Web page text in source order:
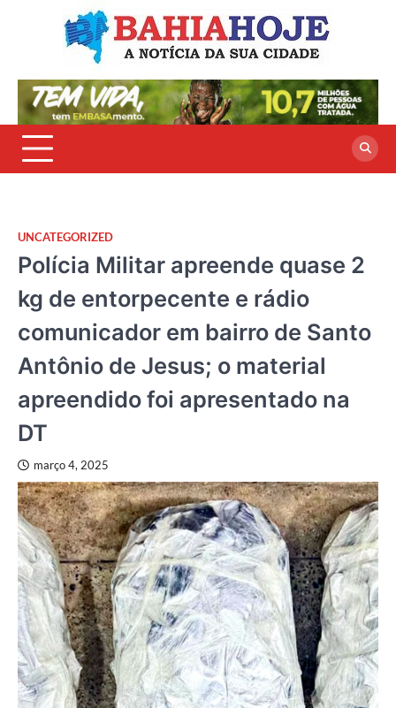
UNCATEGORIZED
Polícia Militar apreende quase 2
kg de entorpecente e rádio
comunicador em bairro de Santo
Antônio de Jesus; o material
apreendido foi apresentado na
DT
março 4, 2025